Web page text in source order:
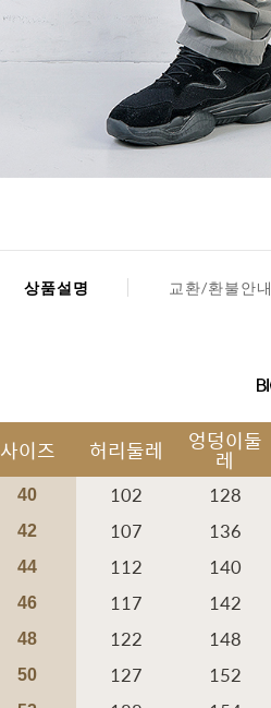
상품설명 교환/환불안내
사이즈 허리둘레 엉덩이둘
레
40 102 128
42 107 136
44 112 140
46 117 142
48 122 148
50 127 152